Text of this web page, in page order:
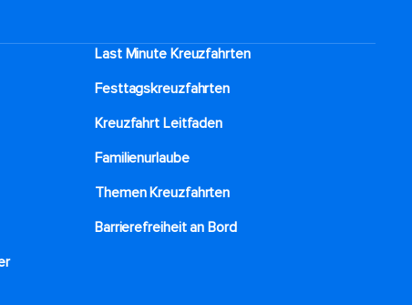
Last Minute Kreuzfahrten
Festtagskreuzfahrten​
Kreuzfahrt Leitfaden
Familienurlaube​
Themen Kreuzfahrten
Barrierefreiheit an Bord​